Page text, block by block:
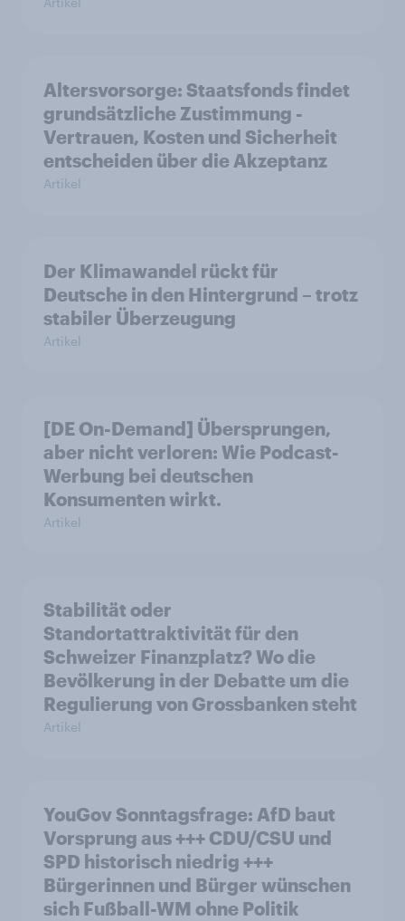
Altersvorsorge: Staatsfonds findet
grundsätzliche Zustimmung -
Vertrauen, Kosten und Sicherheit
entscheiden über die Akzeptanz
Artikel
Der Klimawandel rückt für
Deutsche in den Hintergrund – trotz
stabiler Überzeugung
Artikel
[DE On-Demand] Übersprungen,
aber nicht verloren: Wie Podcast-
Werbung bei deutschen
Konsumenten wirkt.
Artikel
Stabilität oder
Standortattraktivität für den
Schweizer Finanzplatz? Wo die
Bevölkerung in der Debatte um die
Regulierung von Grossbanken steht
Artikel
YouGov Sonntagsfrage: AfD baut
Vorsprung aus +++ CDU/CSU und
SPD historisch niedrig +++
Bürgerinnen und Bürger wünschen
sich Fußball-WM ohne Politik